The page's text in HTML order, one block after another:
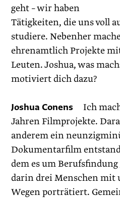
geht – wir haben
Tätigkeiten, die uns voll
studiere. Nebenher
ehrenamtlich Projekte
Leuten. Joshua, was
motiviert dich dazu?
Joshua Conens Ich
Jahren Filmprojekte.
anderem ein
Dokumentarfilm
dem es um
darin drei Menschen mit
Wegen porträtiert.